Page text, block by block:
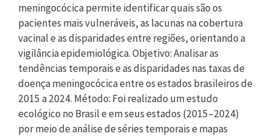
meningocócica permite identificar quais são os
pacientes mais vulneráveis, as lacunas na cobertura
vacinal e as disparidades entre regiões, orientando a
vigilância epidemiológica. Objetivo: Analisar as
tendências temporais e as disparidades nas taxas de
doença meningocócica entre os estados brasileiros de
2015 a 2024. Método: Foi realizado um estudo
ecológico no Brasil e em seus estados (2015–2024)
por meio de análise de séries temporais e mapas